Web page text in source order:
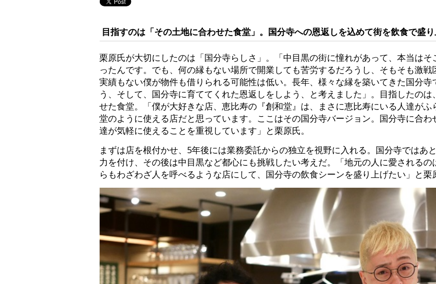
目指すのは「その土地に合わせた食堂」。国分寺への恩返しを込めて街を飲食で盛
栗原氏が大切にしたのは「国分寺らしさ」。「中目黒の街に憧れがあって、本当はそ
ったんです。でも、何の縁もない場所で開業しても苦労するだろうし、そもそも激戦
実績もない僕が物件も借りられる可能性は低い。長年、様々な縁を築いてきた国分寺
う、そして、国分寺に育ててくれた恩返しをしよう、と考えました」。目指したの
せた食堂。「僕が大好きな店、恵比寿の『創和堂』は、まさに恵比寿にいる人達がふ
堂のように使える店だと思っています。ここはその国分寺バージョン。国分寺に合わ
達が気軽に使えることを重視しています」と栗原氏。
まずは店を根付かせ、5年後には業務委託からの独立を視野に入れる。国分寺ではあ
力を付け、その後は中目黒など都心にも挑戦したい考えだ。「地元の人に愛されるの
らもわざわざ人を呼べるような店にして、国分寺の飲食シーンを盛り上げたい」と